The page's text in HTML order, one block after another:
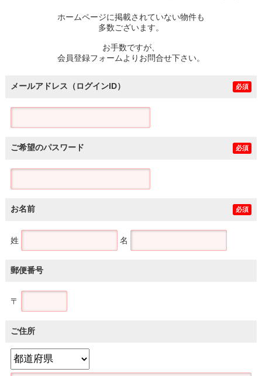
ホームページに掲載されていない物件も
多数ございます。
お手数ですが、
会員登録フォームよりお問合せ下さい。
メールアドレス（ログインID） 必須
ご希望のパスワード 必須
お名前 必須
姓 名
郵便番号
〒
ご住所